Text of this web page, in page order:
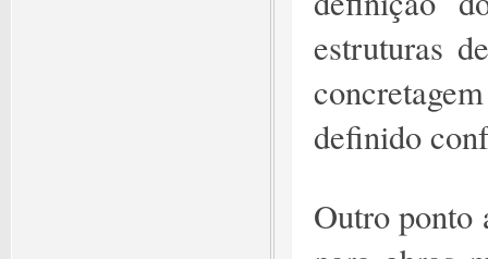
estruturas
definido
Outro ponto